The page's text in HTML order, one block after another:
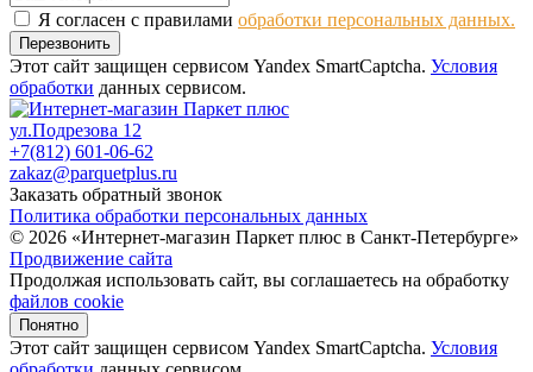
Я согласен с правилами обработки персональных данных.
Перезвонить
Этот сайт защищен сервисом Yandex SmartCaptcha. Условия
обработки данных сервисом.
ул.Подрезова 12
+7(812) 601-06-62
zakaz@parquetplus.ru
Заказать обратный звонок
Политика обработки персональных данных
© 2026 «Интернет-магазин Паркет плюс в Санкт-Петербурге»
Продвижение сайта
Продолжая использовать сайт, вы соглашаетесь на обработку
файлов cookie
Понятно
Этот сайт защищен сервисом Yandex SmartCaptcha. Условия